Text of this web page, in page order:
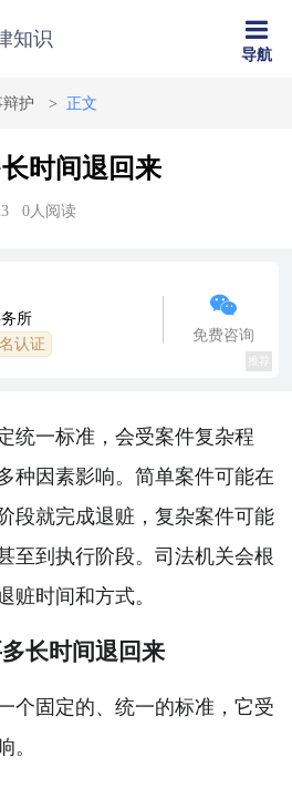
知识
导航
护 正文
时间退回来
0人阅读
所
认证
免费咨询
统一标准，会受案件复杂程
种因素影响。简单案件可能在
段就完成退赃，复杂案件可能
至到执行阶段。司法机关会根
赃时间和方式。
长时间退回来
个固定的、统一的标准，它受
。